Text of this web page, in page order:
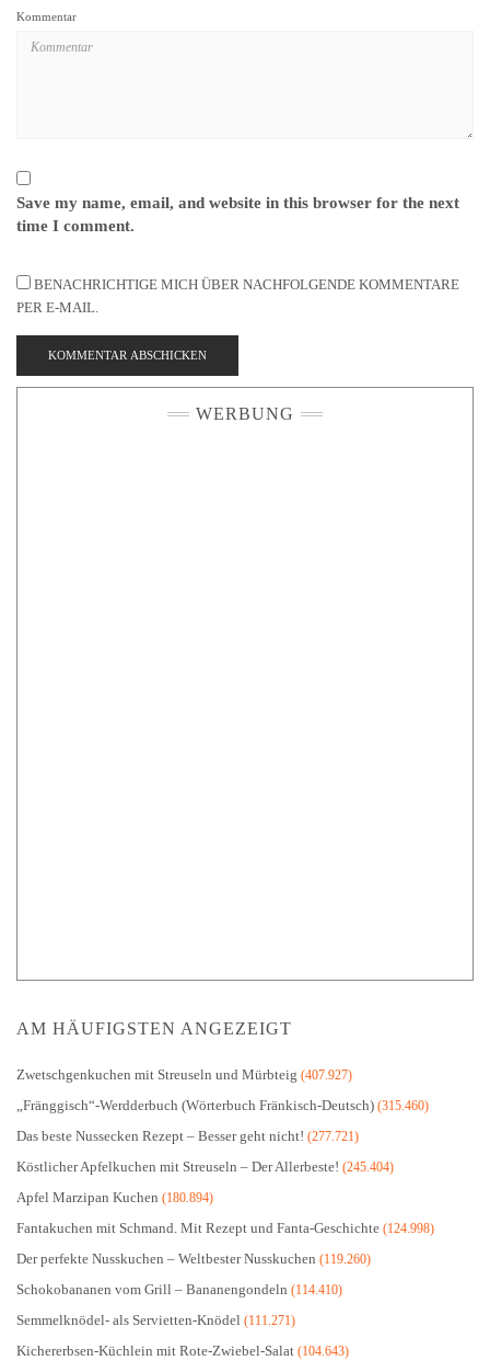
Kommentar
Save my name, email, and website in this browser for the next
time I comment.
BENACHRICHTIGE MICH ÜBER NACHFOLGENDE KOMMENTARE
PER E-MAIL.
WERBUNG
AM HÄUFIGSTEN ANGEZEIGT
Zwetschgenkuchen mit Streuseln und Mürbteig (407.927)
„Fränggisch“-Werdderbuch (Wörterbuch Fränkisch-Deutsch) (315.460)
Das beste Nussecken Rezept – Besser geht nicht! (277.721)
Köstlicher Apfelkuchen mit Streuseln – Der Allerbeste! (245.404)
Apfel Marzipan Kuchen (180.894)
Fantakuchen mit Schmand. Mit Rezept und Fanta-Geschichte (124.998)
Der perfekte Nusskuchen – Weltbester Nusskuchen (119.260)
Schokobananen vom Grill – Bananengondeln (114.410)
Semmelknödel- als Servietten-Knödel (111.271)
Kichererbsen-Küchlein mit Rote-Zwiebel-Salat (104.643)